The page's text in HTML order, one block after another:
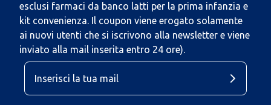
esclusi farmaci da banco latti per la prima infanzia e
kit convenienza. Il coupon viene erogato solamente
ai nuovi utenti che si iscrivono alla newsletter e viene
inviato alla mail inserita entro 24 ore).